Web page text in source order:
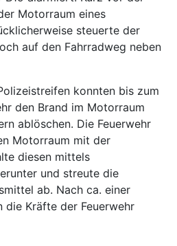
Motorraum eines
steuerte der
auf den Fahrradweg neben
konnten bis zum
den Brand im Motorraum
ablöschen. Die Feuerwehr
Motorraum mit der
diesen mittels
und streute die
ab. Nach ca. einer
die Kräfte der Feuerwehr